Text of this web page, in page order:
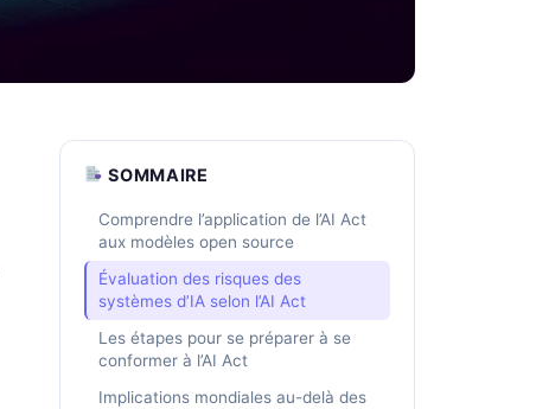
SOMMAIRE
Comprendre l’application de l’AI Act
aux modèles open source
Évaluation des risques des
systèmes d’IA selon l’AI Act
Les étapes pour se préparer à se
conformer à l’AI Act
Implications mondiales au-delà des